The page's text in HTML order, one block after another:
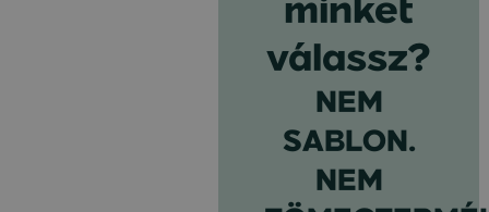
válassz?
NEM
SABLON.
NEM